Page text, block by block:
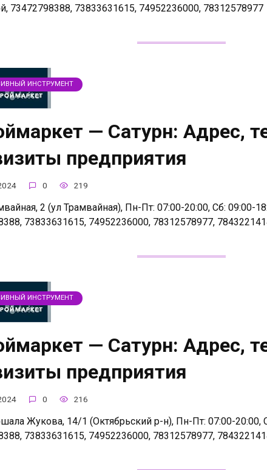
73472798388, 73833631615, 74952236000, 78312578977
ИНСТРУМЕНТ
— Сатурн: Адрес,
предприятия
0 219
2 (ул Трамвайная), Пн-Пт: 07:00-20:00, Сб: 09:00-
73833631615, 74952236000, 78312578977,
ИНСТРУМЕНТ
— Сатурн: Адрес,
предприятия
0 216
Жукова, 14/1 (Октябрьский р-н), Пн-Пт: 07:00-20:00,
73833631615, 74952236000, 78312578977,